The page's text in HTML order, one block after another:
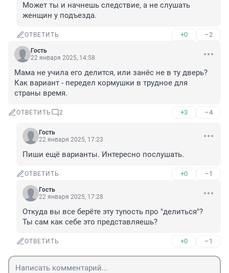
Может ты и начнешь следствие, а не слушать
женщин у подъезда.
ОТВЕТИТЬ +0 –2
Гость
22 января 2025, 14:58
Мама не учила его делится, или занёс не в ту дверь?
Как вариант - передел кормушки в трудное для
страны время.
ОТВЕТИТЬ 2 +3 –4
Гость
22 января 2025, 17:23
Пиши ещё варианты. Интересно послушать.
ОТВЕТИТЬ +0 –1
Гость
22 января 2025, 17:28
Откуда вы все берёте эту тynocть про "делиться"?
Ты сам как себе это представляешь?
ОТВЕТИТЬ +0 –1